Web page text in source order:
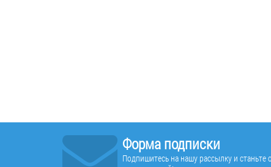
Форма подписки
Подпишитесь на нашу рассылку и станьте